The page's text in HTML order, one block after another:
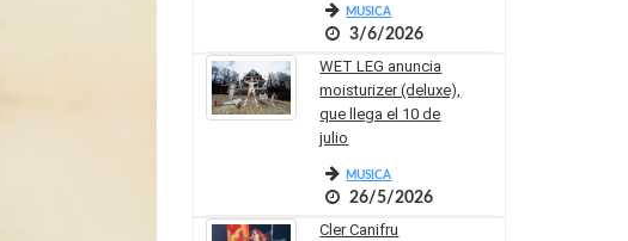
MUSICA
3/6/2026
WET LEG anuncia
moisturizer (deluxe),
que llega el 10 de
julio
MUSICA
26/5/2026
Cler Canifru